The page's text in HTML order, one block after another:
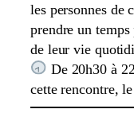
les personnes de
prendre un
de leur vie
De 20h30 à
cette rencontre,